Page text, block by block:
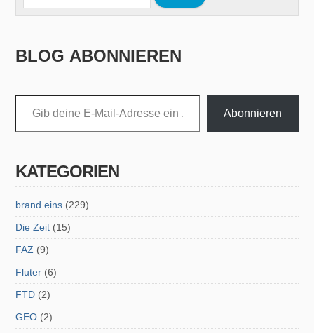
BLOG ABONNIEREN
Gib deine E-Mail-Adresse ein ...
Abonnieren
KATEGORIEN
brand eins (229)
Die Zeit (15)
FAZ (9)
Fluter (6)
FTD (2)
GEO (2)